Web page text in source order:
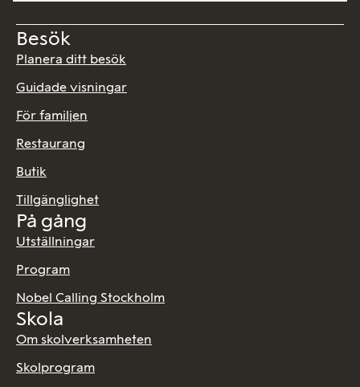
Besök
Planera ditt besök
Guidade visningar
För familjen
Restaurang
Butik
Tillgänglighet
På gång
Utställningar
Program
Nobel Calling Stockholm
Skola
Om skolverksamheten
Skolprogram